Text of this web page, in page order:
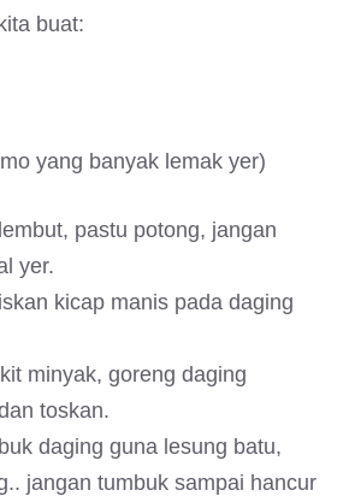
buat:
yang banyak lemak yer)
pastu potong, jangan
yer.
kicap manis pada daging
minyak, goreng daging
toskan.
daging guna lesung batu,
jangan tumbuk sampai hancur